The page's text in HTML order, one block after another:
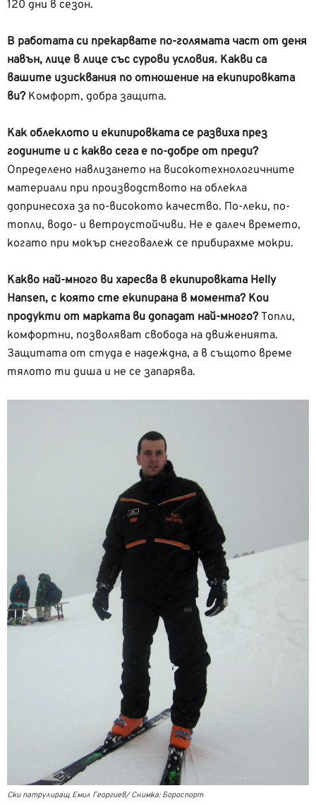
120 дни в сезон.
В работата си прекарвате по-голямата част от деня
навън, лице в лице със сурови условия. Какви са
вашите изисквания по отношение на екипировката
ви?Комфорт, добра защита.
Как облеклото и екипировката се развиха през
годините и с какво сега е по-добре от преди?
Определено навлизането на високотехнологичните
материали при производството на облекла
допринесоха за по-високото качество. По-леки, по-
топли, водо- и ветроустойчиви. Не е далеч времето,
когато при мокър снеговалеж се прибирахме мокри.
Какво най-много ви харесва в екипировката Helly
Hansen, с която сте екипирана в момента? Кои
продукти от марката ви допадат най-много?Топли,
комфортни, позволяват свобода на движенията.
Защитата от студа е надеждна, а в същото време
тялото ти диша и не се запарява.
Ски патрулиращ Емил Георгиев/ Снимка: Бороспорт